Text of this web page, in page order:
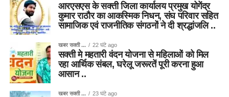
आरएसएस के सक्ती जिला कार्यालय प्रमुख योगेंद्र
कुमार राठौर का आकस्मिक निधन, संघ परिवार सहित
सामाजिक एवं राजनीतिक संगठनों ने दी श्रद्धांजलि ..
खबर सक्ती ... 22 घंटे ago
सक्ती मे महतारी वंदन योजना से महिलाओं को मिल
रहा आर्थिक संबल, घरेलू जरूरतें पूरी करना हुआ
आसान ..
खबर सक्ती ... 23 घंटे ago